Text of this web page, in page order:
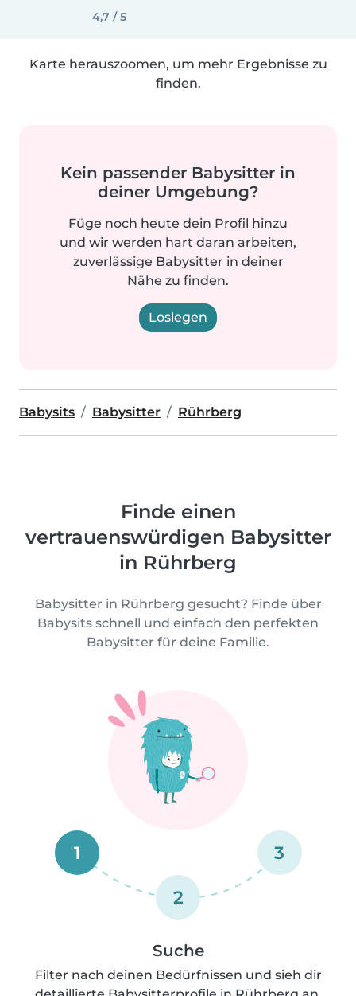
4,7 / 5
Karte herauszoomen, um mehr Ergebnisse zu
finden.
Kein passender Babysitter in
deiner Umgebung?
Füge noch heute dein Profil hinzu
und wir werden hart daran arbeiten,
zuverlässige Babysitter in deiner
Nähe zu finden.
Loslegen
Babysits Babysitter Rührberg
Finde einen
vertrauenswürdigen Babysitter
in Rührberg
Babysitter in Rührberg gesucht? Finde über
Babysits schnell und einfach den perfekten
Babysitter für deine Familie.
1
2
3
Suche
Filter nach deinen Bedürfnissen und sieh dir